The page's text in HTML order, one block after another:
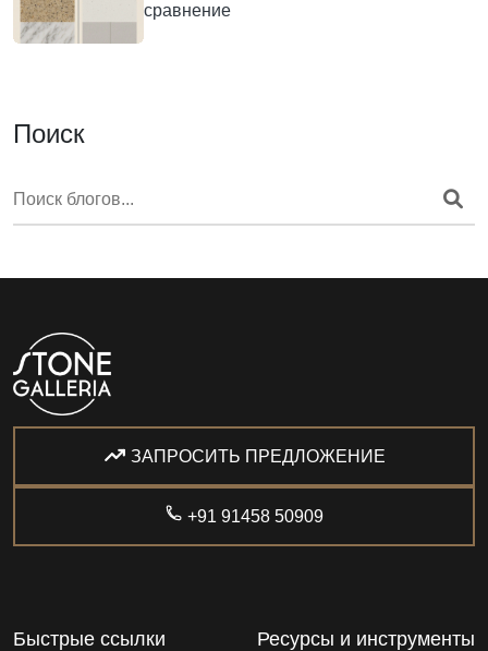
сравнение
Поиск
ЗАПРОСИТЬ ПРЕДЛОЖЕНИЕ
+91 91458 50909
Быстрые ссылки Ресурсы и инструменты